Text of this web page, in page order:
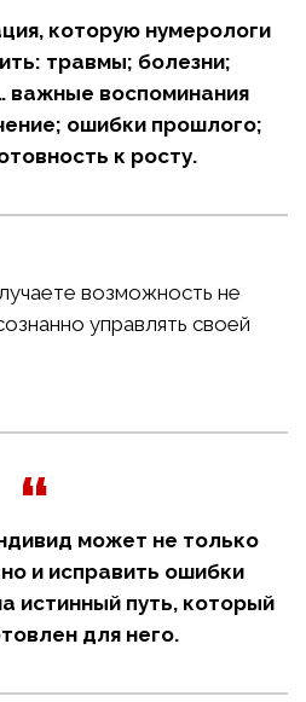
которую нумерологи
травмы; болезни;
важные воспоминания
ошибки прошлого;
к росту.
возможность не
управлять своей
может не только
но и исправить ошибки
истинный путь, который
для него.